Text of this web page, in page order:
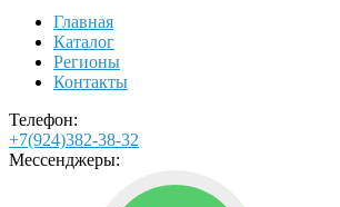
Главная
Каталог
Регионы
Контакты
Телефон:
+7(924)382-38-32
Мессенджеры: